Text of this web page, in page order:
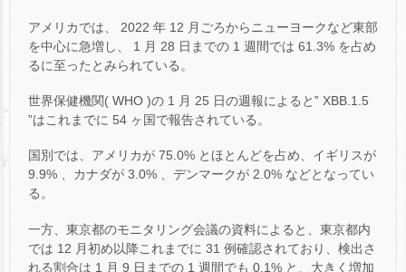
アメリカでは、 2022 年 12 月ごろからニューヨークなど東部
を中心に急増し、 1 月 28 日までの 1 週間では 61.3% を占め
るに至ったとみられている。
世界保健機関( WHO )の 1 月 25 日の週報によると‟ XBB.1.5
”はこれまでに 54 ヶ国で報告されている。
国別では、アメリカが 75.0% とほとんどを占め、イギリスが
9.9% 、カナダが 3.0% 、デンマークが 2.0% などとなってい
る。
一方、東京都のモニタリング会議の資料によると、東京都内
では 12 月初め以降これまでに 31 例確認されており、検出さ
れる割合は 1 月 9 日までの 1 週間でも 0.1% と、大きく増加